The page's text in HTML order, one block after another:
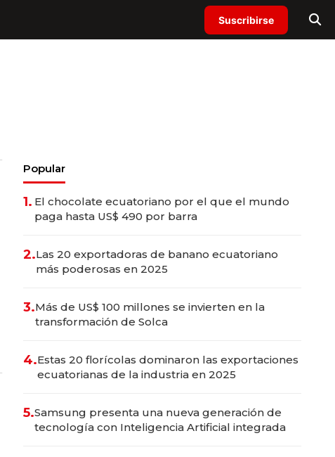
Suscribirse
Popular
1. El chocolate ecuatoriano por el que el mundo
paga hasta US$ 490 por barra
2.Las 20 exportadoras de banano ecuatoriano
más poderosas en 2025
3.Más de US$ 100 millones se invierten en la
transformación de Solca
4.Estas 20 florícolas dominaron las exportaciones
ecuatorianas de la industria en 2025
5.Samsung presenta una nueva generación de
tecnología con Inteligencia Artificial integrada